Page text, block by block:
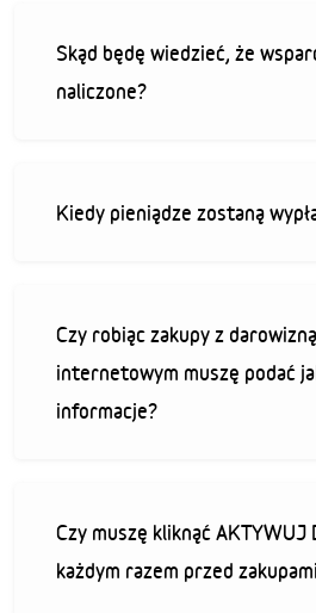
Skąd będę wiedzieć, że
naliczone?
Kiedy pieniądze zostaną
Czy robiąc zakupy z
internetowym muszę podać
informacje?
Czy muszę kliknąć AKTYWUJ
każdym razem przed